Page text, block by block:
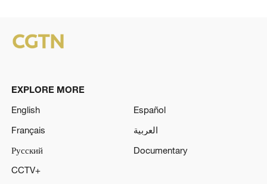
EXPLORE MORE
English
Español
Français
العربية
Русский
Documentary
CCTV+